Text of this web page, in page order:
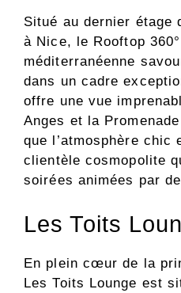
Situé au dernier étage
à Nice, le Rooftop
méditerranéenne
dans un cadre
offre une vue
Anges et la
que l’atmosphère chic
clientèle cosmopolite
soirées animées par
Les Toits
En plein cœur de la
Les Toits Lounge est